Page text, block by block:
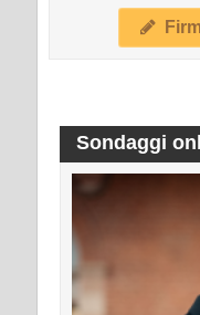
Sondaggi